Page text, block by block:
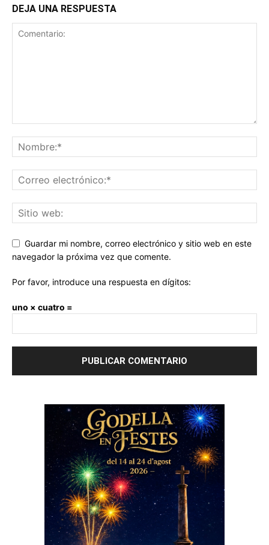
DEJA UNA RESPUESTA
Guardar mi nombre, correo electrónico y sitio web en este
navegador la próxima vez que comente.
Por favor, introduce una respuesta en dígitos:
uno × cuatro =